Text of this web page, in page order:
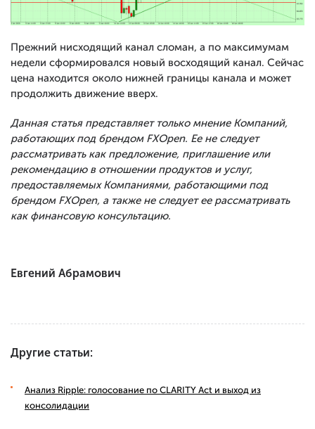
Прежний нисходящий канал сломан, а по максимумам
недели сформировался новый восходящий канал. Сейчас
цена находится около нижней границы канала и может
продолжить движение вверх.
Данная статья представляет только мнение Компаний,
работающих под брендом FXOpen. Ее не следует
рассматривать как предложение, приглашение или
рекомендацию в отношении продуктов и услуг,
предоставляемых Компаниями, работающими под
брендом FXOpen, а также не следует ее рассматривать
как финансовую консультацию.
Евгений Абрамович
Другие статьи:
Анализ Ripple: голосование по CLARITY Act и выход из
консолидации